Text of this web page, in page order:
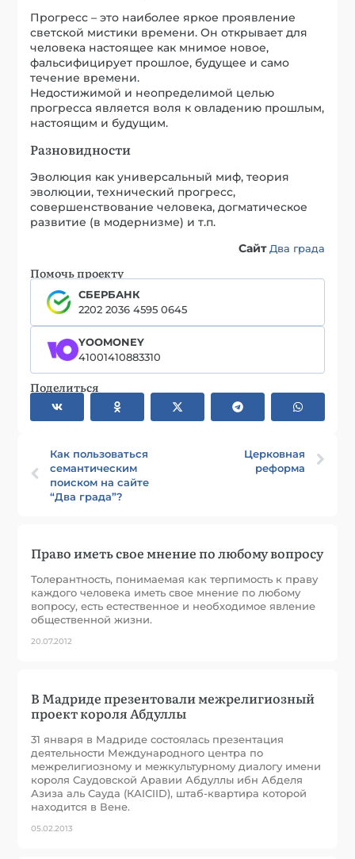
Прогресс – это наиболее яркое проявление
светской мистики времени. Он открывает для
человека настоящее как мнимое новое,
фальсифицирует прошлое, будущее и само
течение времени.
Недостижимой и неопределимой целью
прогресса является воля к овладению прошлым,
настоящим и будущим.
Разновидности
Эволюция как универсальный миф, теория
эволюции, технический прогресс,
совершенствование человека, догматическое
развитие (в модернизме) и т.п.
СайтДва града
Помочь проекту
СБЕРБАНК
2202 2036 4595 0645
YOOMONEY
41001410883310
Поделиться
Как пользоваться
семантическим
поиском на сайте
“Два града”?
Церковная
реформа
Право иметь свое мнение по любому вопросу
Толерантность, понимаемая как терпимость к праву
каждого человека иметь свое мнение по любому
вопросу, есть естественное и необходимое явление
общественной жизни.
20.07.2012
В Мадриде презентовали межрелигиозный
проект короля Абдуллы
31 января в Мадриде состоялась презентация
деятельности Международного центра по
межрелигиозному и межкультурному диалогу имени
короля Саудовской Аравии Абдуллы ибн Абделя
Азиза аль Сауда (КАIСIID), штаб-квартира которой
находится в Вене.
05.02.2013